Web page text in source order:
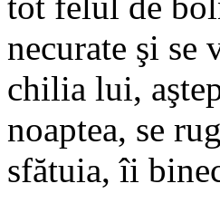
necurate şi se
chilia lui,
noaptea, se
sfătuia, îi